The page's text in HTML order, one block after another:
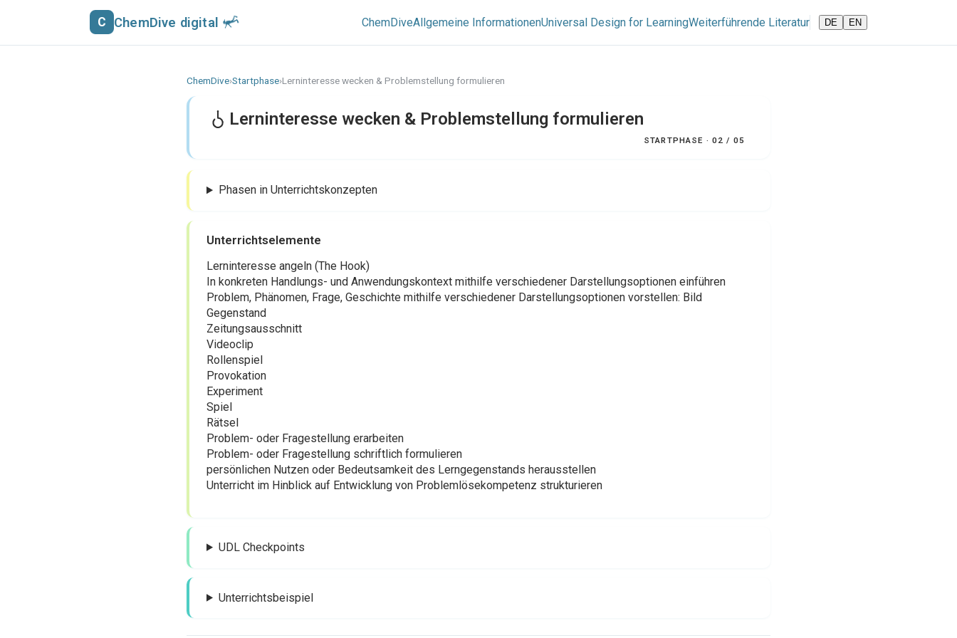
C ChemDive digital ChemDiveAllgemeine InformationenUniversal Design for LearningWeiterführende Literatur DE EN
ChemDive›Startphase›Lerninteresse wecken & Problemstellung formulieren
STARTPHASE · 02 / 05
Lerninteresse wecken & Problemstellung formulieren
Phasen in Unterrichtskonzepten
Unterrichtselemente
Lerninteresse angeln (The Hook)
In konkreten Handlungs- und Anwendungskontext mithilfe verschiedener Darstellungsoptionen einführen
Problem, Phänomen, Frage, Geschichte mithilfe verschiedener Darstellungsoptionen vorstellen: Bild
Gegenstand
Zeitungsausschnitt
Videoclip
Rollenspiel
Provokation
Experiment
Spiel
Rätsel
Problem- oder Fragestellung erarbeiten
Problem- oder Fragestellung schriftlich formulieren
persönlichen Nutzen oder Bedeutsamkeit des Lerngegenstands herausstellen
Unterricht im Hinblick auf Entwicklung von Problemlösekompetenz strukturieren
UDL Checkpoints
Unterrichtsbeispiel